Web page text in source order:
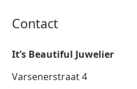
Contact
It’s Beautiful Juwelier
Varsenerstraat 4